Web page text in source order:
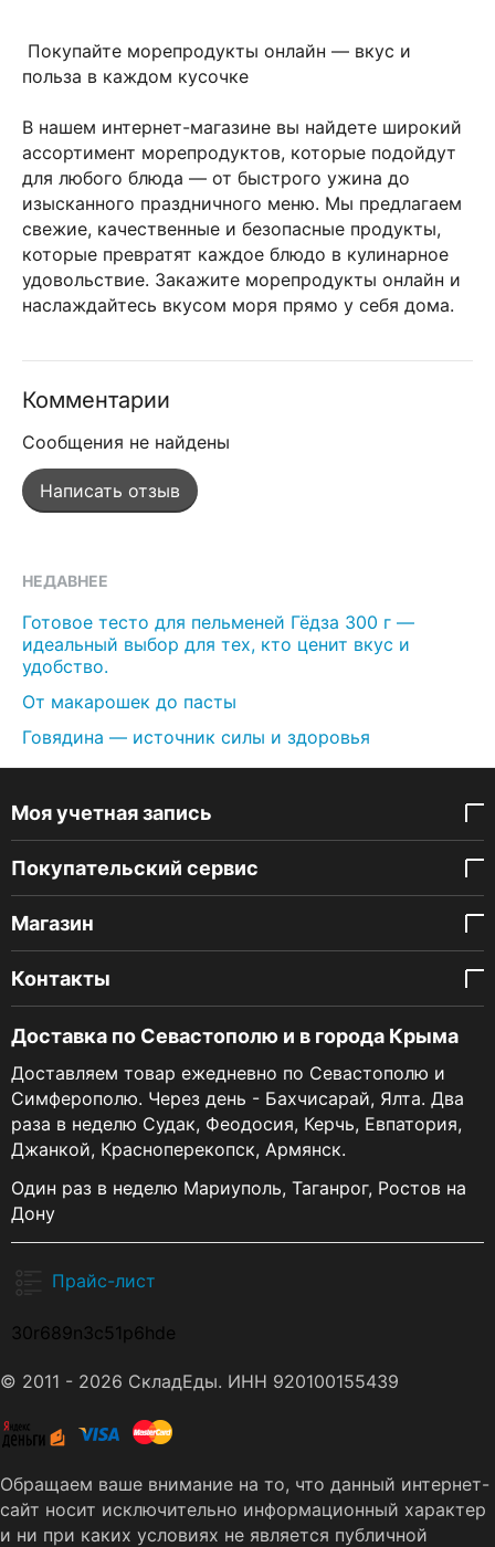
Покупайте морепродукты онлайн — вкус и
польза в каждом кусочке
В нашем интернет-магазине вы найдете широкий
ассортимент морепродуктов, которые подойдут
для любого блюда — от быстрого ужина до
изысканного праздничного меню. Мы предлагаем
свежие, качественные и безопасные продукты,
которые превратят каждое блюдо в кулинарное
удовольствие. Закажите морепродукты онлайн и
наслаждайтесь вкусом моря прямо у себя дома.
Комментарии
Сообщения не найдены
Написать отзыв
НЕДАВНЕЕ
Готовое тесто для пельменей Гёдза 300 г —
идеальный выбор для тех, кто ценит вкус и
удобство.
От макарошек до пасты
Говядина — источник силы и здоровья
Моя учетная запись
Покупательский сервис
Магазин
Контакты
Доставка по Севастополю и в города Крыма
Доставляем товар ежедневно по Севастополю и
Симферополю. Через день - Бахчисарай, Ялта. Два
раза в неделю Судак, Феодосия, Керчь, Евпатория,
Джанкой, Красноперекопск, Армянск.
Один раз в неделю Мариуполь, Таганрог, Ростов на
Дону
Прайс-лист
30r689n3c51p6hde
© 2011 - 2026 СкладЕды. ИНН 920100155439
Обращаем ваше внимание на то, что данный интернет-
сайт носит исключительно информационный характер
и ни при каких условиях не является публичной